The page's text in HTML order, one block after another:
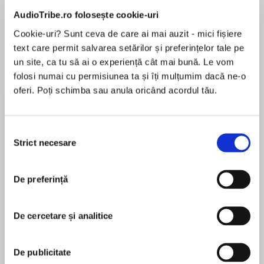
AudioTribe.ro folosește cookie-uri
Cookie-uri? Sunt ceva de care ai mai auzit - mici fișiere
text care permit salvarea setărilor și preferințelor tale pe
un site, ca tu să ai o experiență cât mai bună. Le vom
folosi numai cu permisiunea ta și îți mulțumim dacă ne-o
oferi. Poți schimba sau anula oricând acordul tău.
consimțământului
Strict necesare
De preferință
De cercetare și analitice
De publicitate
Desprecarte
Praised as “utterly remarkable” and “deeply
resonant” by Pulitzer Prize-winning authors Viet
diaspora across the globe over the past
Set on five continents and spanning decades,
the Chinese immigrant experience. A young
laundry boy risks his life, pretending to be a girl
1920s. A Canadian couple is caught when
MAI MULT
pentru această carte
Jack Wang is the author of the award-winning
from the University of Arizona and a PhD in English